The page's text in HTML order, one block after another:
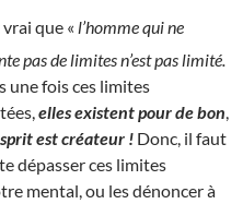
que « l’homme qui ne
pas de limites n’est pas limité.
une fois ces limites
elles existent pour de bon
est créateur ! Donc, il faut
dépasser ces limites
mental, ou les dénoncer à